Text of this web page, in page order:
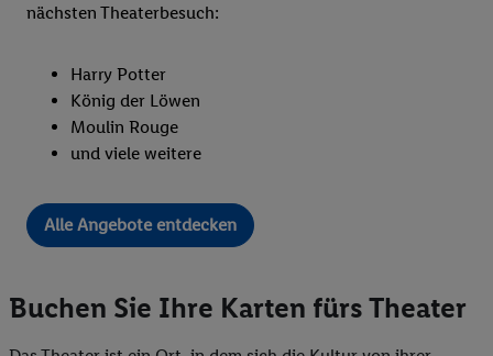
nächsten Theaterbesuch:
Harry Potter
König der Löwen
Moulin Rouge
und viele weitere
Alle Angebote entdecken
Buchen Sie Ihre Karten fürs Theater